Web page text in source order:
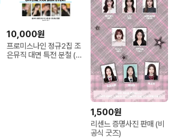
10,000원
프로미스나인 정규2집 조
은뮤직 대면 특전 분철 (미
1,500원
리센느 증명사진 판매 (비
공식 굿즈)